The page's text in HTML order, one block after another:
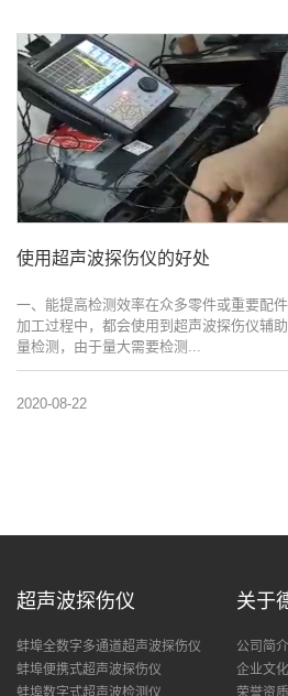
使用超声波探伤仪的好处
一、能提高检测效率在众多零件或重要配
加工过程中，都会使用到超声波探伤仪辅
量检测，由于量大需要检测...
2020-08-22
超声波探伤仪
蚌埠全数字多通道超声波探伤仪
蚌埠便携式超声波探伤仪
关于
公司简介
企业文化